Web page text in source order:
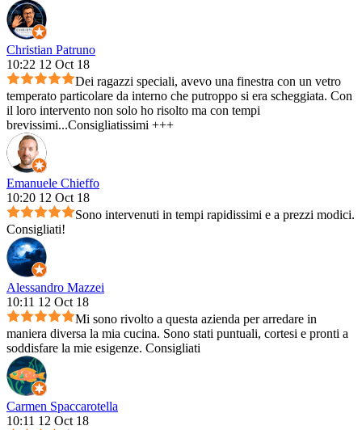
Christian Patruno
10:22 12 Oct 18
Dei ragazzi speciali, avevo una finestra con un vetro
temperato particolare da interno che putroppo si era scheggiata. Con
il loro intervento non solo ho risolto ma con tempi
brevissimi...Consigliatissimi +++
Emanuele Chieffo
10:20 12 Oct 18
Sono intervenuti in tempi rapidissimi e a prezzi modici.
Consigliati!
Alessandro Mazzei
10:11 12 Oct 18
Mi sono rivolto a questa azienda per arredare in
maniera diversa la mia cucina. Sono stati puntuali, cortesi e pronti a
soddisfare la mie esigenze. Consigliati
Carmen Spaccarotella
10:11 12 Oct 18